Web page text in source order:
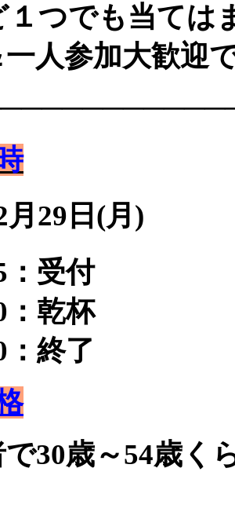
１つでも当ては
人参加大歓迎
月29日(月)
：受付
：乾杯
：終了
で30歳～54歳